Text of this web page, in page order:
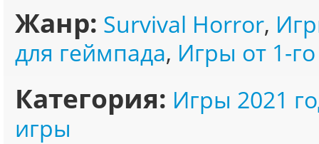
Жанр: Survival Horror,
для геймпада, Игры от 1-
Категория: Игры 2021
игры